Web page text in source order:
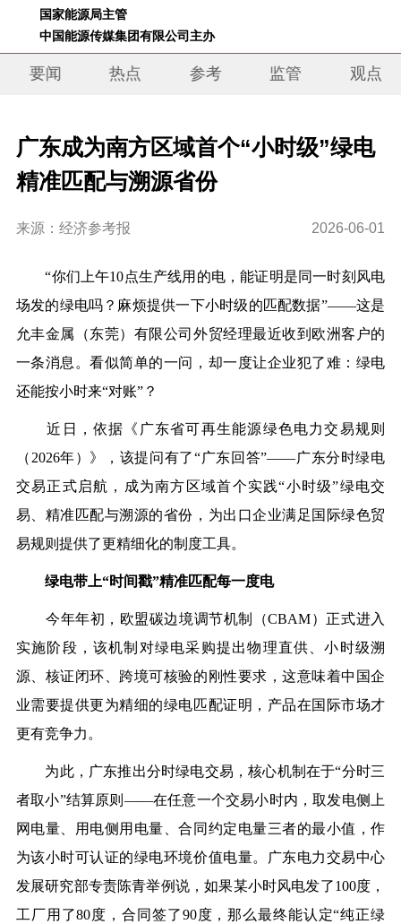
国家能源局主管
中国能源传媒集团有限公司主办
要闻 热点 参考 监管 观点
广东成为南方区域首个“小时级”绿电
精准匹配与溯源省份
来源：经济参考报 2026-06-01
“你们上午10点生产线用的电，能证明是同一时刻风电
场发的绿电吗？麻烦提供一下小时级的匹配数据”——这是
允丰金属（东莞）有限公司外贸经理最近收到欧洲客户的
一条消息。看似简单的一问，却一度让企业犯了难：绿电
还能按小时来“对账”？
近日，依据《广东省可再生能源绿色电力交易规则
（2026年）》，该提问有了“广东回答”——广东分时绿电
交易正式启航，成为南方区域首个实践“小时级”绿电交
易、精准匹配与溯源的省份，为出口企业满足国际绿色贸
易规则提供了更精细化的制度工具。
绿电带上“时间戳”精准匹配每一度电
今年年初，欧盟碳边境调节机制（CBAM）正式进入
实施阶段，该机制对绿电采购提出物理直供、小时级溯
源、核证闭环、跨境可核验的刚性要求，这意味着中国企
业需要提供更为精细的绿电匹配证明，产品在国际市场才
更有竞争力。
为此，广东推出分时绿电交易，核心机制在于“分时三
者取小”结算原则——在任意一个交易小时内，取发电侧上
网电量、用电侧用电量、合同约定电量三者的最小值，作
为该小时可认证的绿电环境价值电量。广东电力交易中心
发展研究部专责陈青举例说，如果某小时风电发了100度，
工厂用了80度，合同签了90度，那么最终能认定“纯正绿